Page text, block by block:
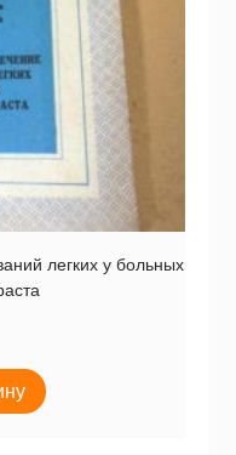
легких у больных